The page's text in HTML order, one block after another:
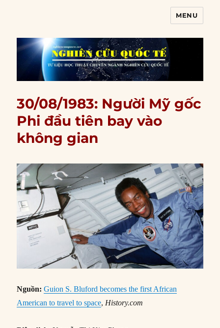
MENU
30/08/1983: Người Mỹ gốc
Phi đầu tiên bay vào
không gian
Nguồn:Guion S. Bluford becomes the first African
American to travel to space, History.com